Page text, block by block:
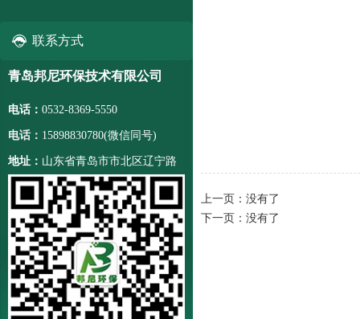
联系方式
青岛邦尼环保技术有限公司
电话： 0532-8369-5550
电话： 15898830780(微信同号)
地址： 山东省青岛市市北区辽宁路
228号
上一页： 没有了
下一页： 没有了